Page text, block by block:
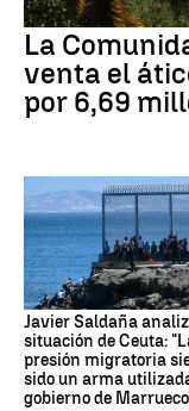
La
venta el
por 6,69
Javier Saldaña
situación de Ceuta:
presión migratoria
sido un arma
gobierno de